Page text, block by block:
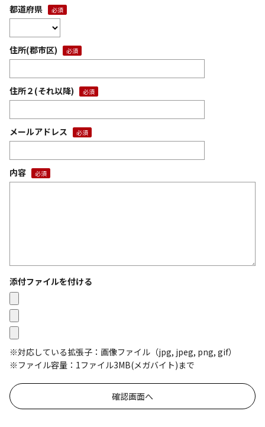
都道府県
住所(郡市区)
住所２(それ以降)
メールアドレス
内容
添付ファイルを付ける
※対応している拡張子：画像ファイル（jpg, jpeg, png, gif）
※ファイル容量：1ファイル3MB(メガバイト)まで